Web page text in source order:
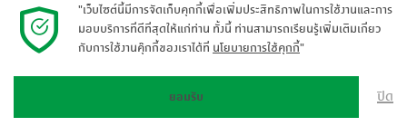
"เว็บไซต์นี้มีการจัดเก็บคุกกี้เพื่อเพิ่มประสิทธิภาพในการใช้งานและการ
มอบบริการที่ดีที่สุดให้แก่ท่าน ทั้งนี้ ท่านสามารถเรียนรู้เพิ่มเติมเกี่ยว
กับการใช้งานคุ๊กกี้ของเราได้ที่ นโยบายการใช้คุกกี้"
ยอมรับ ปิด
แผนผังเว็บไซต์